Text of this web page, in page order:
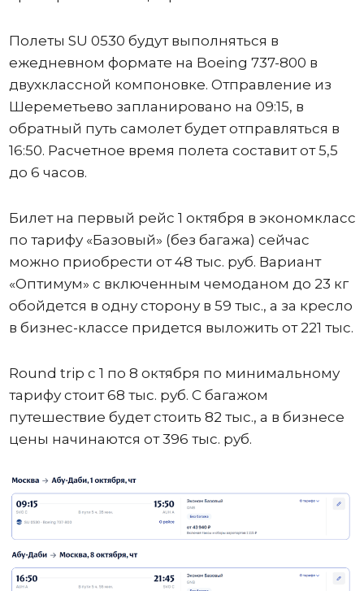
Полеты SU 0530 будут выполняться в
ежедневном формате на Boeing 737-800 в
двухклассной компоновке. Отправление из
Шереметьево запланировано на 09:15, в
обратный путь самолет будет отправляться в
16:50. Расчетное время полета составит от 5,5
до 6 часов.
Билет на первый рейс 1 октября в экономкласс
по тарифу «Базовый» (без багажа) сейчас
можно приобрести от 48 тыс. руб. Вариант
«Оптимум» с включенным чемоданом до 23 кг
обойдется в одну сторону в 59 тыс., а за кресло
в бизнес-классе придется выложить от 221 тыс.
Round trip с 1 по 8 октября по минимальному
тарифу стоит 68 тыс. руб. С багажом
путешествие будет стоить 82 тыс., а в бизнесе
цены начинаются от 396 тыс. руб.